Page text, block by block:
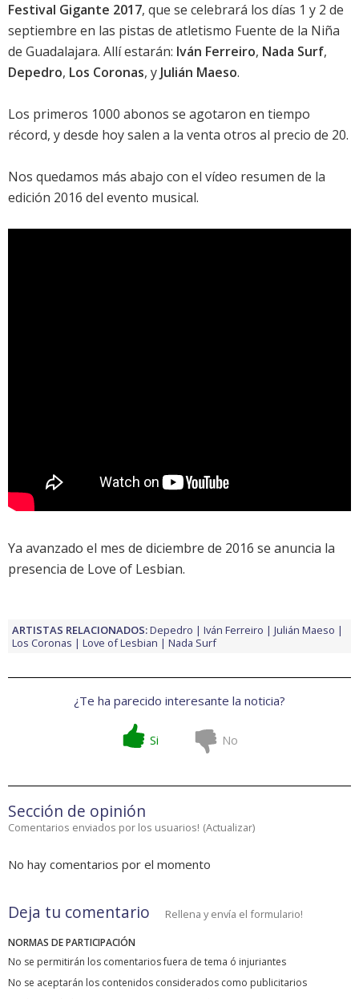
Festival Gigante 2017, que se celebrará los días 1 y 2 de
septiembre en las pistas de atletismo Fuente de la Niña
de Guadalajara. Allí estarán: Iván Ferreiro, Nada Surf,
Depedro, Los Coronas, y Julián Maeso.
Los primeros 1000 abonos se agotaron en tiempo
récord, y desde hoy salen a la venta otros al precio de 20.
Nos quedamos más abajo con el vídeo resumen de la
edición 2016 del evento musical.
Ya avanzado el mes de diciembre de 2016 se anuncia la
presencia de Love of Lesbian.
ARTISTAS RELACIONADOS:Depedro Iván Ferreiro
Julián Maeso
Los Coronas
Love of Lesbian Nada Surf
¿Te ha parecido interesante la noticia?
Si No
Sección de opinión
Comentarios enviados por los usuarios! (Actualizar)
No hay comentarios por el momento
Deja tu comentario Rellena y envía el formulario!
NORMAS DE PARTICIPACIÓN
No se permitirán los comentarios fuera de tema ó injuriantes
No se aceptarán los contenidos considerados como publicitarios